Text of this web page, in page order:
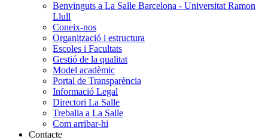
Benvinguts a La Salle Barcelona - Universitat Ramon
Llull
Coneix-nos
Organització i estructura
Escoles i Facultats
Gestió de la qualitat
Model acadèmic
Portal de Transparència
Informació Legal
Directori La Salle
Treballa a La Salle
Com arribar-hi
Contacte